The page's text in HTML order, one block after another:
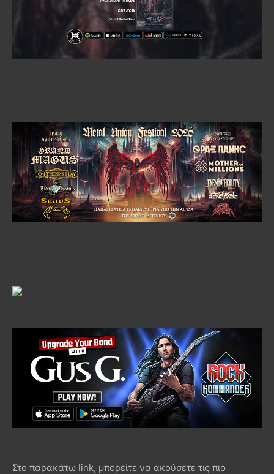
Στο παρακάτω link, μπορείτε να ακούσετε τις πιο